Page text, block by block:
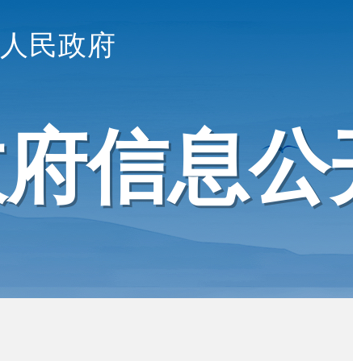
民政府
信息公